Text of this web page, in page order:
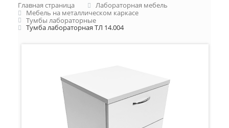
Главная страница
Лабораторная мебель
Мебель на металлическом каркасе
Тумбы лабораторные
Тумба лабораторная ТЛ 14.004